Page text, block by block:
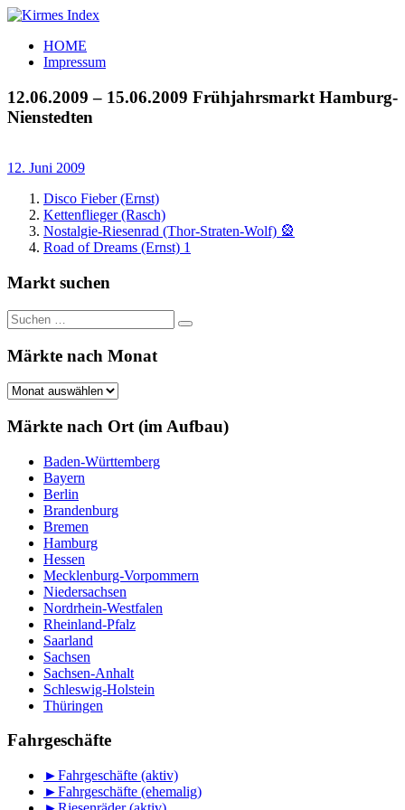
Zum
springen
Kirmes
Index
Tourpläne
der
letzten
Jahre
HOME
Impressum
12.06.2009 – 15.06.2009 Frühjahrsmarkt Hamburg-
Nienstedten
12. Juni 2009
Disco Fieber (Ernst)
Kettenflieger (Rasch)
Nostalgie-Riesenrad (Thor-Straten-Wolf) 🎡
Road of Dreams (Ernst) 1
Markt suchen
Suchen
nach:
Suchen
Märkte nach Monat
Märkte
Monat
Märkte nach Ort (im Aufbau)
Baden-Württemberg
Bayern
Berlin
Brandenburg
Bremen
Hamburg
Hessen
Mecklenburg-Vorpommern
Niedersachsen
Nordrhein-Westfalen
Rheinland-Pfalz
Saarland
Sachsen
Sachsen-Anhalt
Schleswig-Holstein
Thüringen
Fahrgeschäfte
►Fahrgeschäfte (aktiv)
►Fahrgeschäfte (ehemalig)